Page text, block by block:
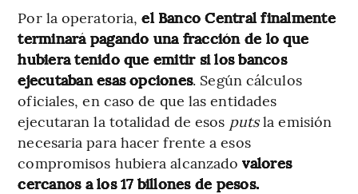
Por la operatoria,el Banco Central finalmente
terminará pagando una fracción de lo que
hubiera tenido que emitir si los bancos
ejecutaban esas opciones. Según cálculos
oficiales, en caso de que las entidades
ejecutaran la totalidad de esos putsla emisión
necesaria para hacer frente a esos
compromisos hubiera alcanzadovalores
cercanos a los 17 billones de pesos.